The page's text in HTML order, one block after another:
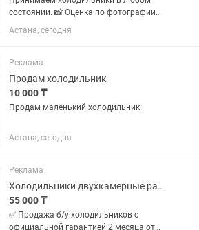
состоянии. 📸 Оценка по фотографии
🛻 Вывезем сразу, что бы не занимало
или морозильника
Астана, сегодня
Реклама
Продам холодильник
10 000 ₸
Продам маленький холодильник
Астана, сегодня
Реклама
Холодильники двухкамерные разные
55 000 ₸
✅ Продажа б/у холодильников с
официальной гарантией 2 месяца от